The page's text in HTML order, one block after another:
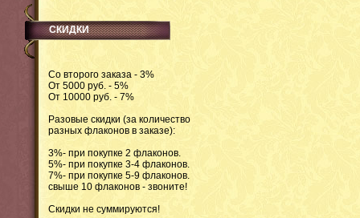
СКИДКИ
Со второго заказа - 3%
От 5000 руб. - 5%
От 10000 руб. - 7%
Разовые скидки (за количество
разных флаконов в заказе):
3%- при покупке 2 флаконов.
5%- при покупке 3-4 флаконов.
7%- при покупке 5-9 флаконов.
свыше 10 флаконов - звоните!
Скидки не суммируются!